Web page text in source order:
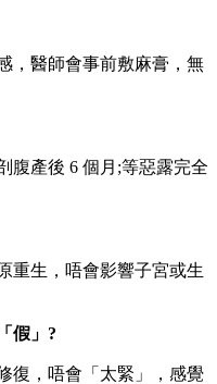
，醫師會事前敷麻膏，無
腹產後 6 個月;等惡露完全
重生，唔會影響子宮或生
假」?
復，唔會「太緊」，感覺